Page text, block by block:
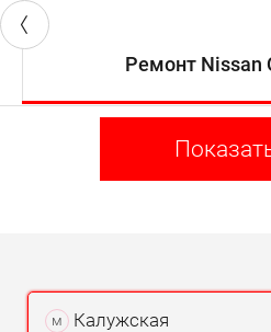
Ремонт Nissan
м Калужская